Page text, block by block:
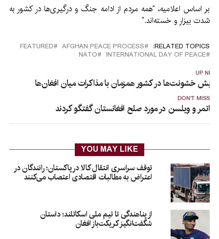
بر اساس اعلامیه، “همه مردم از ادامه جنگ و درگیری‌ها در کشور به
شدت بیزار و خسته‌اند.”
RELATED TOPICS:
AFGHAN PEACE PROCESS
FEATURED
INTERNATIONAL DAY OF PEACE
NATO
UP
خشونت‌ها در کشور همزمان با مذاکرات میان افغان‌ها
DON'T MISS
اتمر و ویلسن در مورد صلح افغانستان گفتگو کردند
YOU MAY LIKE
توقف سراسری انتقال کالا در پاکستان؛ رانندگان در
اعتراض به مطالبات اقتصادی اعتصاب می‌کنند
از پناهندگی تا تیم ملی اسکاتلند؛ داستان
شگفت‌انگیز کریکت‌باز افغان